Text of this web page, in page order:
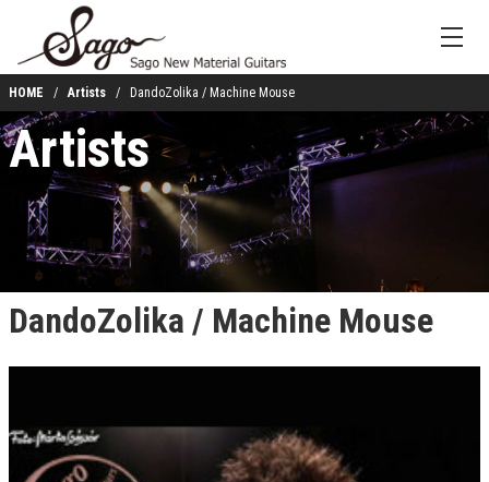
HOME Artists DandoZolika / Machine Mouse
Artists
DandoZolika / Machine Mouse